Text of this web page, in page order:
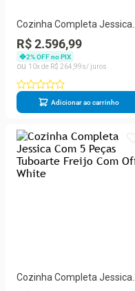
Cozinha Completa Jessica
Com 7 Peças Tuboarte
FreijoGrafite
R$ 2.596,99
2% OFF no PIX
10
R$ 264 99
Adicionar ao carrinho
Cozinha Completa Jessica